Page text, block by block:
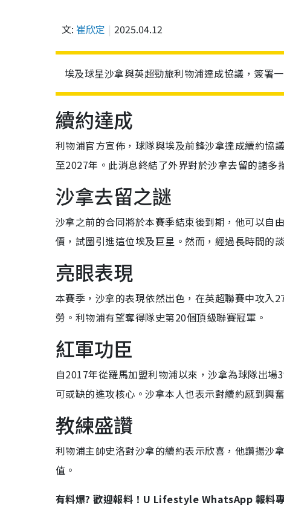
文: 崔欣定 2025.04.12
埃及球星沙拿與英超勁旅利物浦達成協議，簽署
續約達成
利物浦官方宣佈，球隊與埃及前鋒沙拿達成續約協
至2027年。此消息終結了外界對於沙拿去留的諸多
沙拿去留之謎
沙拿之前的合同將於本賽季結束後到期，他可以自
價，試圖引進這位埃及巨星。然而，經過長時間的
亮眼表現
本賽季，沙拿的表現依然出色，在英超聯賽中攻入
勞。利物浦有望奪得隊史第20個頂級聯賽冠軍。
紅軍功臣
自2017年從羅馬加盟利物浦以來，沙拿為球隊出
可或缺的進攻核心。沙拿本人也表示對續約感到興
教練盛讚
利物浦主帥史洛對沙拿的續約表示欣喜，他讚揚沙
值。
有料爆? 歡迎報料！U Lifestyle WhatsApp 報料